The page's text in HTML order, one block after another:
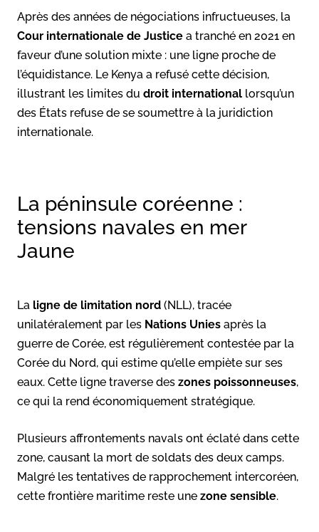
Après des années de négociations infructueuses, la
Cour internationale de Justice a tranché en 2021 en
faveur d’une solution mixte : une ligne proche de
l’équidistance. Le Kenya a refusé cette décision,
illustrant les limites du droit international lorsqu’un
des États refuse de se soumettre à la juridiction
internationale.
La péninsule coréenne :
tensions navales en mer
Jaune
La ligne de limitation nord (NLL), tracée
unilatéralement par les Nations Unies après la
guerre de Corée, est régulièrement contestée par la
Corée du Nord, qui estime qu’elle empiète sur ses
eaux. Cette ligne traverse des zones poissonneuses,
ce qui la rend économiquement stratégique.
Plusieurs affrontements navals ont éclaté dans cette
zone, causant la mort de soldats des deux camps.
Malgré les tentatives de rapprochement intercoréen,
cette frontière maritime reste une zone sensible.